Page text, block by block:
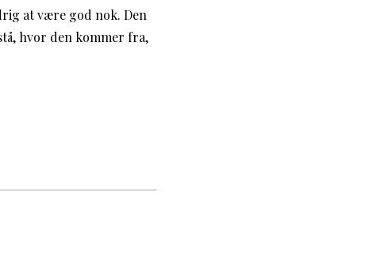
at være god nok. Den
hvor den kommer fra,